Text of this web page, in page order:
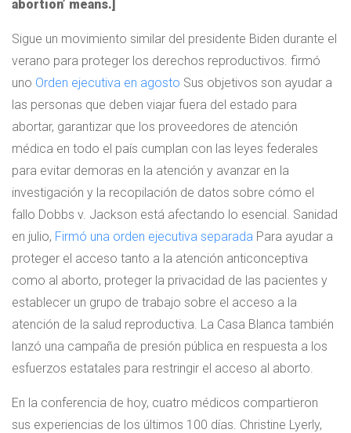
abortion’ means.]
Sigue un movimiento similar del presidente Biden durante el
verano para proteger los derechos reproductivos. firmó
uno Orden ejecutiva en agosto Sus objetivos son ayudar a
las personas que deben viajar fuera del estado para
abortar, garantizar que los proveedores de atención
médica en todo el país cumplan con las leyes federales
para evitar demoras en la atención y avanzar en la
investigación y la recopilación de datos sobre cómo el
fallo Dobbs v. Jackson está afectando lo esencial. Sanidad
en julio, Firmó una orden ejecutiva separada Para ayudar a
proteger el acceso tanto a la atención anticonceptiva
como al aborto, proteger la privacidad de las pacientes y
establecer un grupo de trabajo sobre el acceso a la
atención de la salud reproductiva. La Casa Blanca también
lanzó una campaña de presión pública en respuesta a los
esfuerzos estatales para restringir el acceso al aborto.
En la conferencia de hoy, cuatro médicos compartieron
sus experiencias de los últimos 100 días. Christine Lyerly,